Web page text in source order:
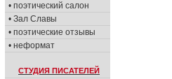
• поэтический салон
• Зал Славы
• поэтические отзывы
• неформат
СТУДИЯ ПИСАТЕЛЕЙ